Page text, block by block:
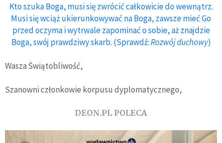
Kto szuka Boga, musi się zwrócić całkowicie do wewnątrz.
Musi się wciąż ukierunkowywać na Boga, zawsze mieć Go
przed oczyma i wytrwale zapominać o sobie, aż znajdzie
Boga, swój prawdziwy skarb. (Sprawdź:Rozwój duchowy)
Wasza Świątobliwość,
Szanowni członkowie korpusu dyplomatycznego,
DEON.PL POLECA